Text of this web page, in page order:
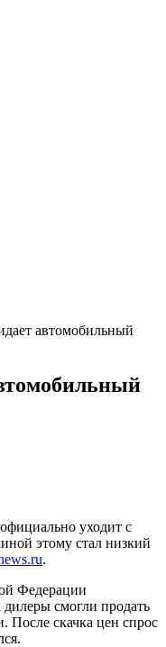
автомобильный
уходит с
этому стал низкий
.
Федерации
смогли продать
После скачка цен спрос